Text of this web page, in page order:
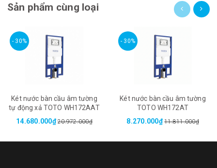
Sản phẩm cùng loại
- 30%
Két nước bàn cầu âm tường
tự động xả TOTO WH172AAT
14.680.000₫ 20.972.000₫
- 30%
Két nước bàn cầu âm tường
TOTO WH172AT
8.270.000₫ 11.811.000₫